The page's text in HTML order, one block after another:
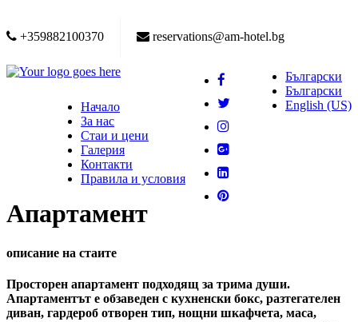
+359882100370 reservations@am-hotel.bg
Български
Български
English (US)
Начало
За нас
Стаи и цени
Галерия
Контакти
Правила и условия
Апартамент
описание на стаите
Просторен апартамент подходящ за трима души.
Апартаментът е обзаведен с кухненски бокс, разтегателен
диван, гардероб отворен тип, нощни шкафчета, маса,